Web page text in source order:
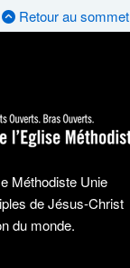
Retour au sommet
Méthodiste Unie
de Jésus-Christ
du monde.